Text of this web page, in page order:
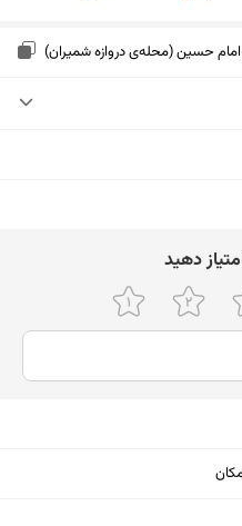
امام حسین (محله‌ی دروازه شمیران)
۸:۳۰ تا ۱۸:۳۰
ثبت نشده
دﻫﯿﺪ